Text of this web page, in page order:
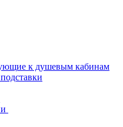
к душевым кабинам